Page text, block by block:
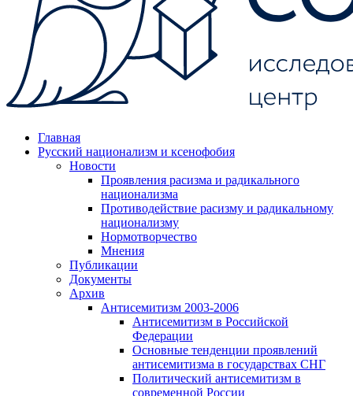
Главная
Русский национализм и ксенофобия
Новости
Проявления расизма и радикального
национализма
Противодействие расизму и радикальному
национализму
Нормотворчество
Мнения
Публикации
Документы
Архив
Антисемитизм 2003-2006
Антисемитизм в Российской
Федерации
Основные тенденции проявлений
антисемитизма в государствах СНГ
Политический антисемитизм в
современной России